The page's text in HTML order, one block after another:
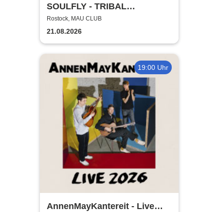
SOULFLY - TRIBAL
TECHNOLOGY TOUR 2026
Rostock, MAU CLUB
21.08.2026
19:00 Uhr
AnnenMayKantereit - Live